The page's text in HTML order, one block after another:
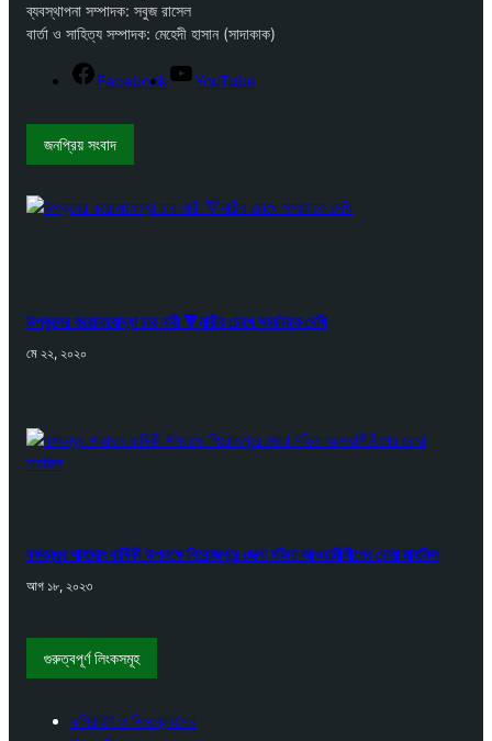
ব্যবস্থাপনা সম্পাদক: সবুজ রাসেল
বার্তা ও সাহিত্য সম্পাদক: মেহেদী হাসান (সাদাকাক)
Facebook YouTube
জনপ্রিয় সংবাদ
উপকূলের করোনাযোদ্ধা চার নারী 🔻নারীর চোখে সময়টাকে দেখি
মে ২২, ২০২০
বঙ্গবন্ধুর শাহাদাৎ বার্ষিকী উপলক্ষে পিরোজপুরে জেলা মহিলা আওয়ামীলীগের দোয়া মাহফিল
আগ ১৮, ২০২৩
গুরুত্বপূর্ণ লিংকসমূহ
কপিরাইট ও ডিসক্লেইমার